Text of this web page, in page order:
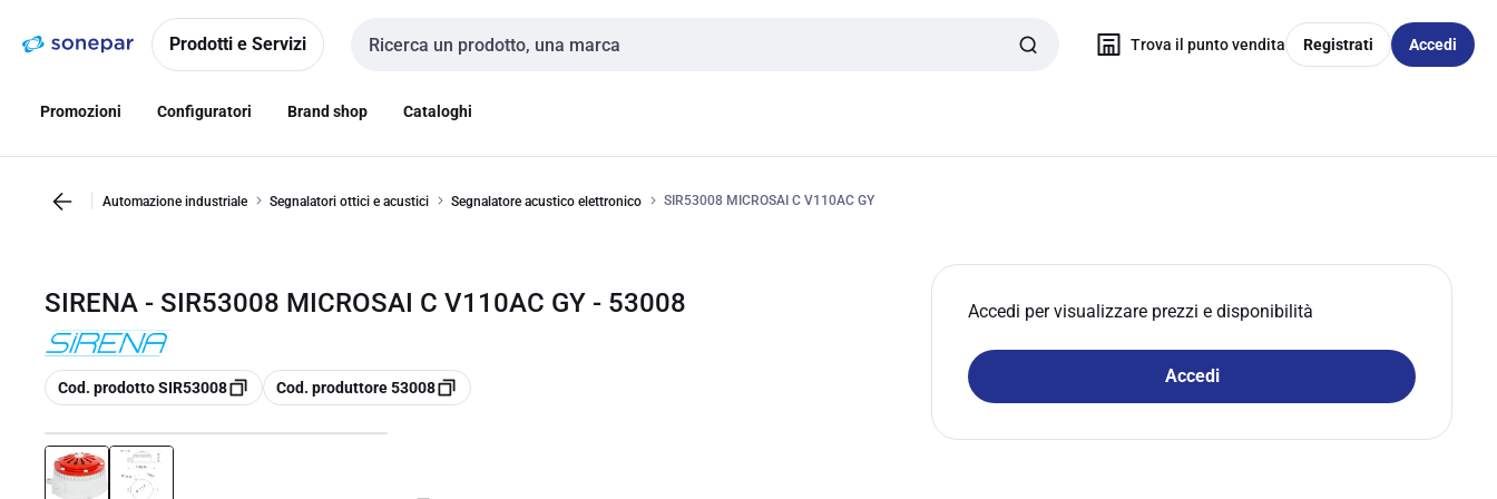
navigazionealla
Prodotti e Servizi
Cerca input
Trova il punto vendita Registrati Accedi
Promozioni Configuratori Brand shop Cataloghi
Automazione industriale Segnalatori ottici e acustici Segnalatore acustico elettronico SIR53008 MICROSAI C V110AC GY
SIRENA - SIR53008 MICROSAI C V110AC GY - 53008
copia
Cod. prodotto SIR53008 copia
Cod. produttore 53008
Accedi per visualizzare prezzi e disponibilità
Accedi